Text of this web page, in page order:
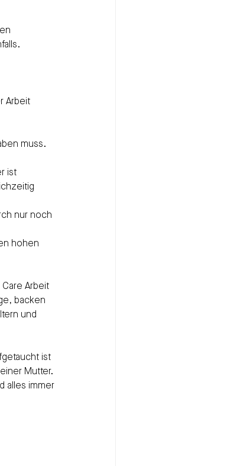
Arbeit
muss.
ist
nur noch
hohen
Arbeit
backen
und
ist
Mutter.
alles immer